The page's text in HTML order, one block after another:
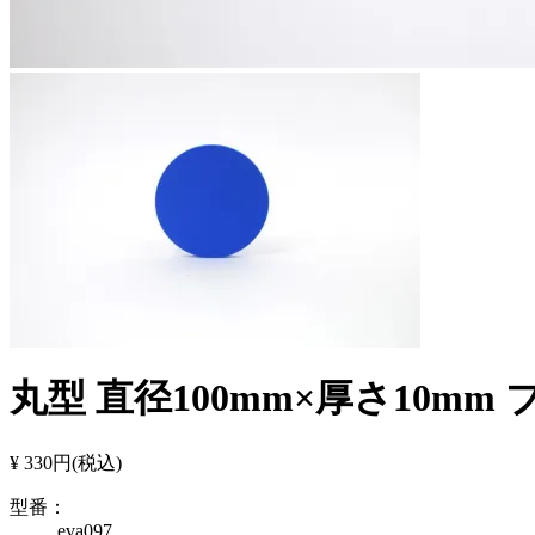
丸型 直径100mm×厚さ10mm
¥ 330円(税込)
型番：
eva097